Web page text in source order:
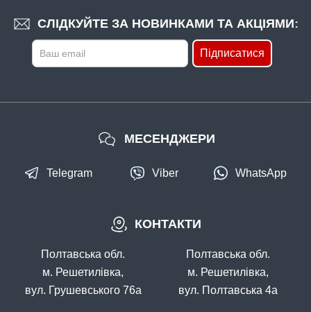
СЛІДКУЙТЕ ЗА НОВИНКАМИ ТА АКЦІЯМИ:
Підписатися
КОНТАКТИ
Полтавська обл.
м. Решетилівка,
вул. Грушевського 76а
Полтавська обл.
м. Решетилівка,
вул. Полтавська 4а
МЕСЕНДЖЕРИ
Telegram Viber WhatsApp